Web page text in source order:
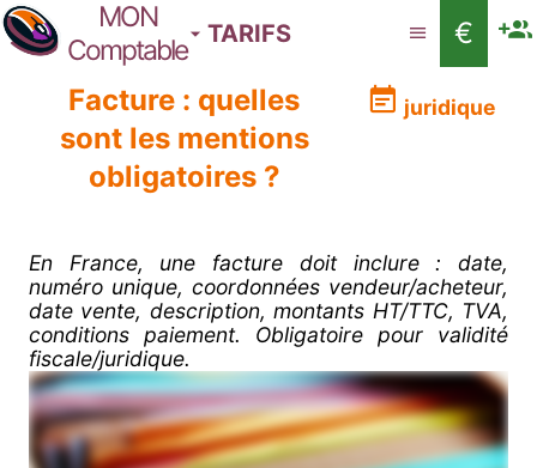
MON
Comptable
TARIFS
€
Facture : quelles
sont les mentions
obligatoires ?
juridique
En France, une facture doit inclure : date,
numéro unique, coordonnées vendeur/acheteur,
date vente, description, montants HT/TTC, TVA,
conditions paiement. Obligatoire pour validité
fiscale/juridique.